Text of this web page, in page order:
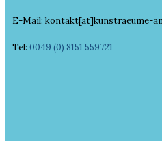
E-Mail: kontakt[at]kunstraeume-
Tel: 0049 (0) 8151 559721